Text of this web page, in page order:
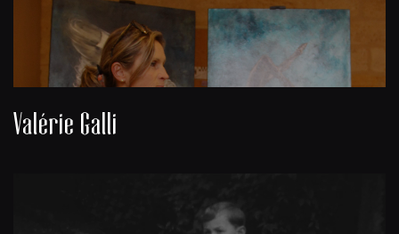
Valérie Galli